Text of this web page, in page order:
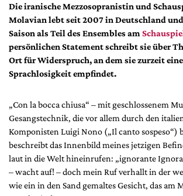
DdB-map
Kalender
Premierensuche
Festival-Planer
Hefte
Alle Hefte
Leseproben
Podcast
Service
Die iranische Mezzosopranistin und
Molavian lebt seit 2007 in Deutschland
Saison als Teil des Ensembles am
persönlichen Statement schreibt sie über
Ort für Widerspruch, an dem sie zurzeit
Sprachlosigkeit empfindet.
„Con la bocca chiusa“ – mit geschlossenem
Gesangstechnik, die vor allem durch den
Komponisten Luigi Nono („Il canto sospeso“)
beschreibt das Innenbild meines jetzigen
laut in die Welt hineinrufen: „ignorante
– wacht auf! – doch mein Ruf verhallt in der
wie ein in den Sand gemaltes Gesicht, das am